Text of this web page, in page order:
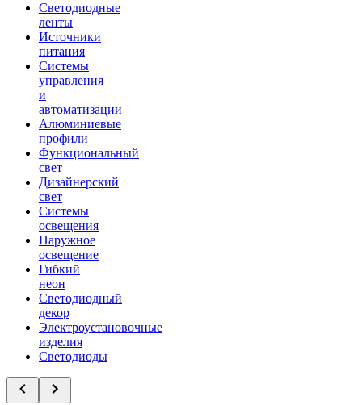
Светодиодные
ленты
Источники
питания
Системы
управления
и
автоматизации
Алюминиевые
профили
Функциональный
свет
Дизайнерский
свет
Системы
освещения
Наружное
освещение
Гибкий
неон
Светодиодный
декор
Электроустановочные
изделия
Светодиоды